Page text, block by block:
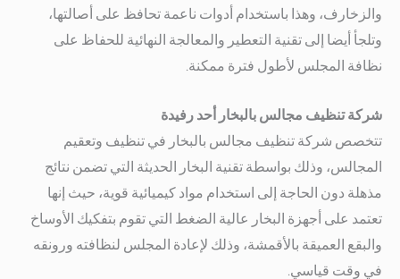
والزخارف، وهذا باستخدام أدوات ناعمة تحافظ على أصالتها،
وتلجأ أيضا إلى تقنية التعطير والمعالجة النهائية للحفاظ على
نظافة المجلس لأطول فترة ممكنة.
شركة تنظيف مجالس بالبخار أحد رفيدة
تتخصص شركة تنظيف مجالس بالبخار في تنظيف وتعقيم
المجالس، وذلك بواسطة تقنية البخار الحديثة التي تضمن نتائج
مذهلة دون الحاجة إلى استخدام مواد كيميائية قوية، حيث إنها
تعتمد على أجهزة البخار عالية الضغط التي تقوم بتفكيك الأوساخ
والبقع العميقة بالأقمشة، وذلك لإعادة المجلس لنظافته ورونقه
في وقت قياسي.